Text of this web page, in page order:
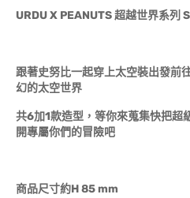
URDU X PEANUTS 超越世界系列
跟著史努比一起穿上太空裝出發前
幻的太空世界
共6加1款造型，等你來蒐集快把超
開專屬你們的冒險吧
商品尺寸約H 85 mm